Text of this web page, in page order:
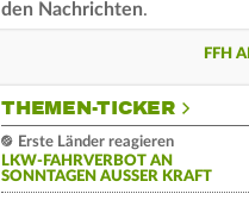
den Nachrichten.
FFH
THEMEN-TICKER
Erste Länder reagieren
LKW-FAHRVERBOT AN
SONNTAGEN AUSSER KRAFT